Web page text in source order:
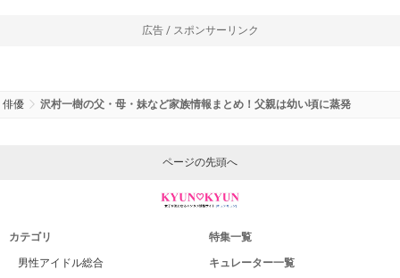
広告 / スポンサーリンク
俳優 沢村一樹の父・母・妹など家族情報まとめ！父親は幼い頃に蒸発
ページの先頭へ
カテゴリ
男性アイドル総合
特集一覧
キュレーター一覧